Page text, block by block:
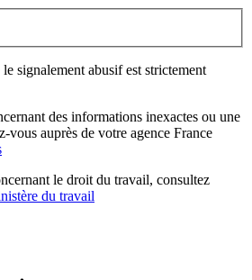
signalement abusif est strictement
des informations inexactes ou une
vous auprès de votre agence France
le droit du travail, consultez
du travail